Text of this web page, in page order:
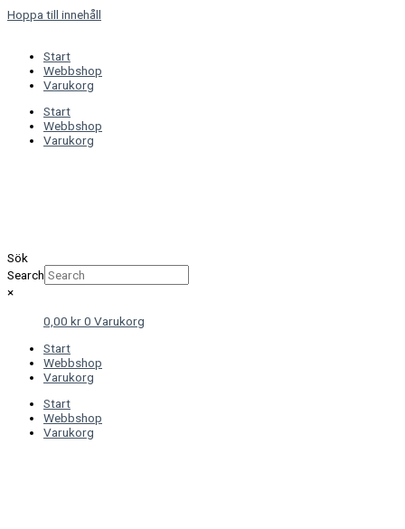
Hoppa till innehåll
Start
Webbshop
Varukorg
Start
Webbshop
Varukorg
Sök
Search
×
0,00 kr0 Varukorg
Start
Webbshop
Varukorg
Start
Webbshop
Varukorg